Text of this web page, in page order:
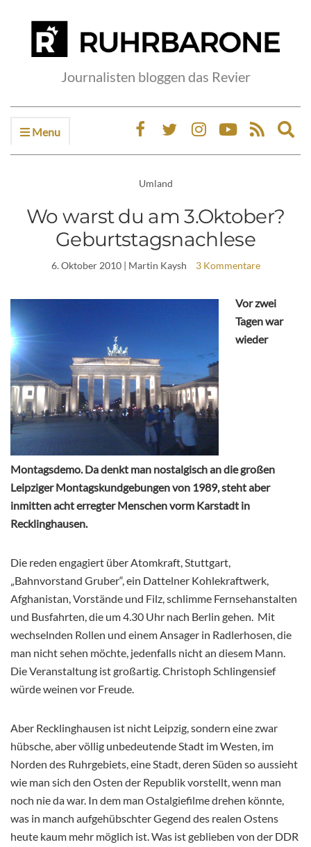
Journalisten bloggen das Revier
Menu
Umland
Wo warst du am 3.Oktober?
Geburtstagsnachlese
6. Oktober 2010| Martin Kaysh 3 Kommentare
Vor zwei
Tagen war
wieder
Montagsdemo. Da denkt man nostalgisch an die großen
Leipziger Montagskundgebungen von 1989, steht aber
inmitten acht erregter Menschen vorm Karstadt in
Recklinghausen.
Die reden engagiert über Atomkraft, Stuttgart,
„Bahnvorstand Gruber“, ein Dattelner Kohlekraftwerk,
Afghanistan, Vorstände und Filz, schlimme Fernsehanstalten
und Busfahrten, die um 4.30 Uhr nach Berlin gehen. Mit
wechselnden Rollen und einem Ansager in Radlerhosen, die
man nicht sehen möchte, jedenfalls nicht an diesem Mann.
Die Veranstaltung ist großartig. Christoph Schlingensief
würde weinen vor Freude.
Aber Recklinghausen ist nicht Leipzig, sondern eine zwar
hübsche, aber völlig unbedeutende Stadt im Westen, im
Norden des Ruhrgebiets, eine Stadt, deren Süden so aussieht
wie man sich den Osten der Republik vorstellt, wenn man
noch nie da war. In dem man Ostalgiefilme drehen könnte,
was in manch aufgehübschter Gegend des realen Ostens
heute kaum mehr möglich ist. Was ist geblieben von der DDR